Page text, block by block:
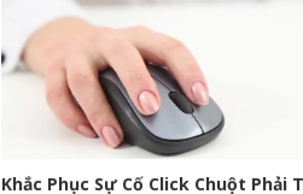
và hợp pháp là mua key bản quyền
Khắc Phục Sự Cố Click Chuột Phải